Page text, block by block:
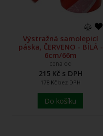
Výstražná samolepicí
páska, ČERVENO - BÍLÁ -
6cm/66m
cena od
215 Kč s DPH
178 Kč bez DPH
Do košíku